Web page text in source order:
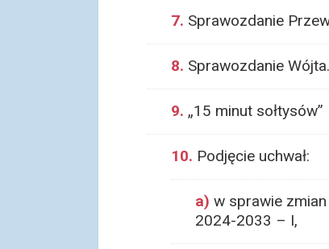
7. Sprawozdanie
8. Sprawozdanie Wójta.
9. „15 minut
10. Podjęcie uchwał:
a) w sprawie
2024-2033 – I,